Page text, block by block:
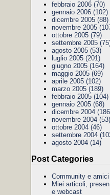
febbraio 2006 (70)
gennaio 2006 (102)
dicembre 2005 (88)
novembre 2005
ottobre 2005 (79)
settembre 2005
agosto 2005 (53)
luglio 2005 (201)
giugno 2005 (164)
maggio 2005 (69)
aprile 2005 (102)
marzo 2005 (189)
febbraio 2005 (104)
gennaio 2005 (68)
dicembre 2004
novembre 2004 (53)
ottobre 2004 (46)
settembre 2004
agosto 2004 (14)
Post Categories
Community e amici
Miei articoli,
e webcast